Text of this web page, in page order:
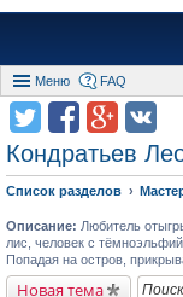
Меню FAQ
Кондратьев
Список разделов
Описание: Любитель
лис, человек с
Попадая на остров,
Новая тема